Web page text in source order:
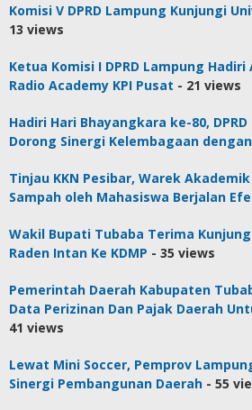
Komisi V DPRD Lampung Kunjungi
13 views
Ketua Komisi I DPRD Lampung
Radio Academy KPI Pusat - 21 views
Hadiri Hari Bhayangkara ke-80,
Dorong Sinergi Kelembagaan
Tinjau KKN Pesibar, Warek
Sampah oleh Mahasiswa Berjalan
Wakil Bupati Tubaba Terima
Raden Intan Ke KDMP - 35 views
Pemerintah Daerah Kabupaten
Data Perizinan Dan Pajak Daerah
41 views
Lewat Mini Soccer, Pemprov
Sinergi Pembangunan Daerah - 55